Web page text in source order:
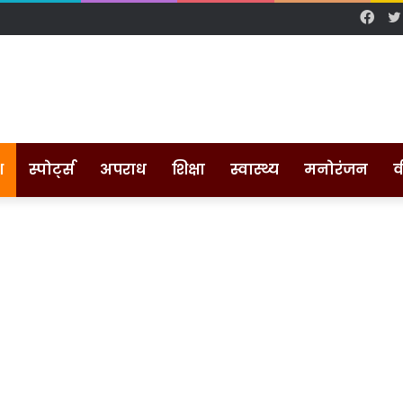
स्पोर्ट्स अपराध शिक्षा स्वास्थ्य मनोरंजन